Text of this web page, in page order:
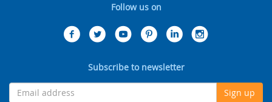
Follow us on
Subscribe to newsletter
Sign up